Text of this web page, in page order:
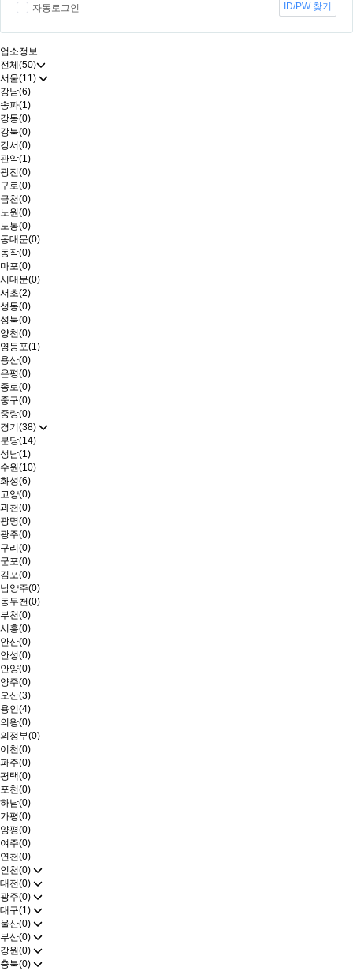
자동로그인 ID/PW 찾기
업소정보
전체(50)
서울(11)
강남(6)
송파(1)
강동(0)
강북(0)
강서(0)
관악(1)
광진(0)
구로(0)
금천(0)
노원(0)
도봉(0)
동대문(0)
동작(0)
마포(0)
서대문(0)
서초(2)
성동(0)
성북(0)
양천(0)
영등포(1)
용산(0)
은평(0)
종로(0)
중구(0)
중랑(0)
경기(38)
분당(14)
성남(1)
수원(10)
화성(6)
고양(0)
과천(0)
광명(0)
광주(0)
구리(0)
군포(0)
김포(0)
남양주(0)
동두천(0)
부천(0)
시흥(0)
안산(0)
안성(0)
안양(0)
양주(0)
오산(3)
용인(4)
의왕(0)
의정부(0)
이천(0)
파주(0)
평택(0)
포천(0)
하남(0)
가평(0)
양평(0)
여주(0)
연천(0)
인천(0)
대전(0)
광주(0)
대구(1)
울산(0)
부산(0)
강원(0)
충북(0)